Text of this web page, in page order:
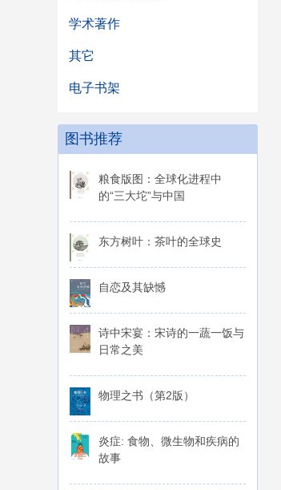
学术著作
其它
电子书架
图书推荐
粮食版图：全球化进程中
的“三大坨”与中国
东方树叶：茶叶的全球史
自恋及其缺憾
诗中宋宴：宋诗的一蔬一饭与
日常之美
物理之书（第2版）
炎症: 食物、微生物和疾病的
故事